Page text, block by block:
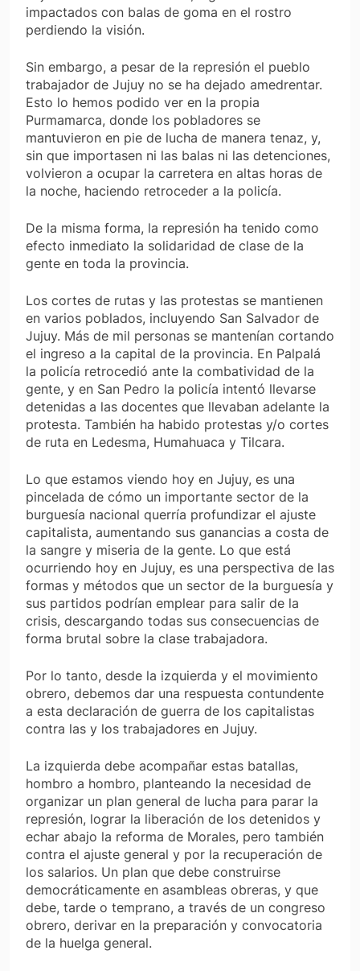
impactados con balas de goma en el rostro
perdiendo la visión.
Sin embargo, a pesar de la represión el pueblo
trabajador de Jujuy no se ha dejado amedrentar.
Esto lo hemos podido ver en la propia
Purmamarca, donde los pobladores se
mantuvieron en pie de lucha de manera tenaz, y,
sin que importasen ni las balas ni las detenciones,
volvieron a ocupar la carretera en altas horas de
la noche, haciendo retroceder a la policía.
De la misma forma, la represión ha tenido como
efecto inmediato la solidaridad de clase de la
gente en toda la provincia.
Los cortes de rutas y las protestas se mantienen
en varios poblados, incluyendo San Salvador de
Jujuy. Más de mil personas se mantenían cortando
el ingreso a la capital de la provincia. En Palpalá
la policía retrocedió ante la combatividad de la
gente, y en San Pedro la policía intentó llevarse
detenidas a las docentes que llevaban adelante la
protesta. También ha habido protestas y/o cortes
de ruta en Ledesma, Humahuaca y Tilcara.
Lo que estamos viendo hoy en Jujuy, es una
pincelada de cómo un importante sector de la
burguesía nacional querría profundizar el ajuste
capitalista, aumentando sus ganancias a costa de
la sangre y miseria de la gente. Lo que está
ocurriendo hoy en Jujuy, es una perspectiva de las
formas y métodos que un sector de la burguesía y
sus partidos podrían emplear para salir de la
crisis, descargando todas sus consecuencias de
forma brutal sobre la clase trabajadora.
Por lo tanto, desde la izquierda y el movimiento
obrero, debemos dar una respuesta contundente
a esta declaración de guerra de los capitalistas
contra las y los trabajadores en Jujuy.
La izquierda debe acompañar estas batallas,
hombro a hombro, planteando la necesidad de
organizar un plan general de lucha para parar la
represión, lograr la liberación de los detenidos y
echar abajo la reforma de Morales, pero también
contra el ajuste general y por la recuperación de
los salarios. Un plan que debe construirse
democráticamente en asambleas obreras, y que
debe, tarde o temprano, a través de un congreso
obrero, derivar en la preparación y convocatoria
de la huelga general.